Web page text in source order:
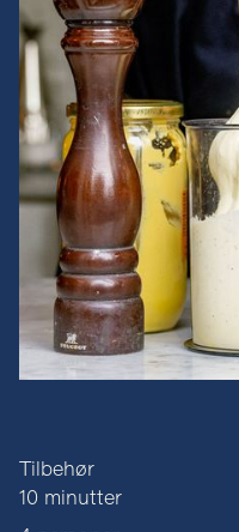
Tilbehør
10 minutter